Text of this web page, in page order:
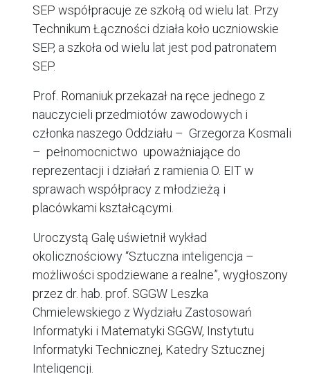
SEP współpracuje ze szkołą od wielu lat. Przy
Technikum Łączności działa koło uczniowskie
SEP, a szkoła od wielu lat jest pod patronatem
SEP.
Prof. Romaniuk przekazał na ręce jednego z
nauczycieli przedmiotów zawodowych i
członka naszego Oddziału – Grzegorza Kosmali
– pełnomocnictwo upoważniające do
reprezentacji i działań z ramienia O. EIT w
sprawach współpracy z młodzieżą i
placówkami kształcącymi.
Uroczystą Galę uświetnił wykład
okolicznościowy“Sztuczna inteligencja –
możliwości spodziewane a realne”, wygłoszony
przez dr. hab. prof. SGGW Leszka
Chmielewskiego z Wydziału Zastosowań
Informatyki i Matematyki SGGW, Instytutu
Informatyki Technicznej, Katedry Sztucznej
Inteligencji.